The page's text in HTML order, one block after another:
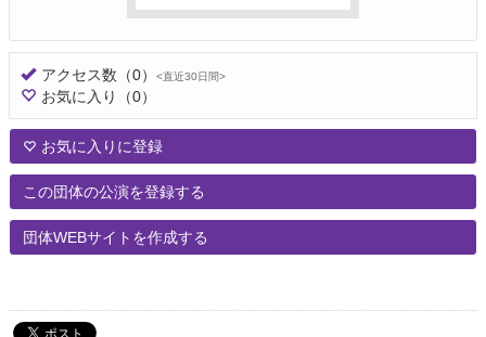
アクセス数 （0） <直近30日間>
お気に入り （0）
お気に入りに登録
この団体の公演を登録する
団体WEBサイトを作成する